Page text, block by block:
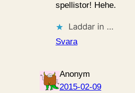
spellistor! Hehe.
Laddar in …
Svara
Anonym
2015-02-09